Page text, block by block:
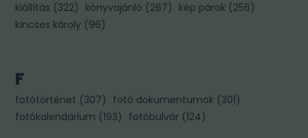
kiállítás (322) könyvajánló (267) kép párok (256)
kincses károly (96)
F
fotótörténet (307) fotó dokumentumok (301)
fotókalendárium (193) fotóbulvár (124)